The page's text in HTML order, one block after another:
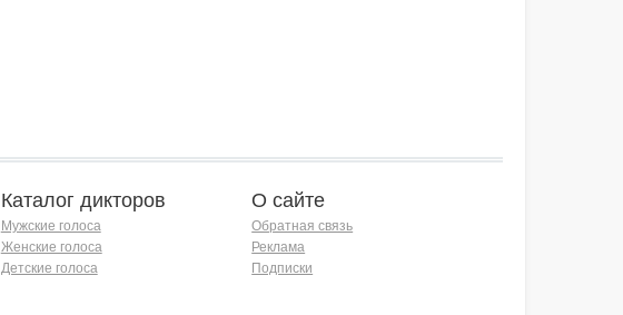
Каталог дикторов
Мужские голоса
Женские голоса
Детские голоса
О сайте
Обратная связь
Реклама
Подписки